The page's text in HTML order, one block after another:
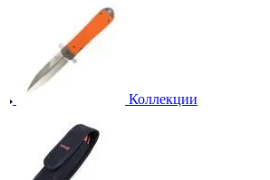
Коллекции